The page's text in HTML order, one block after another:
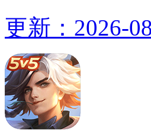
更新： 2026-